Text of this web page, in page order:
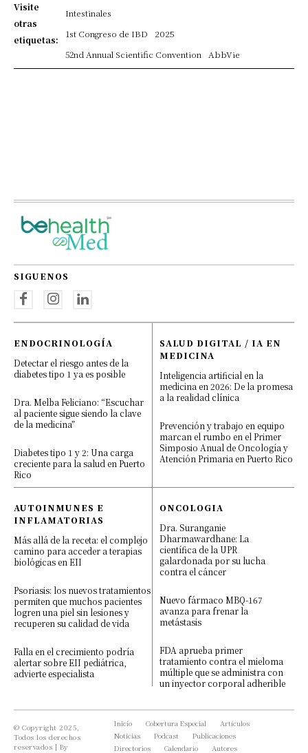
Visite
otras
etiquetas:
Intestinales
1st Congreso de IBD
2025
52nd Annual Scientific Convention
AbbVie
SIGUENOS
ENDOCRINOLOGÍA
Detectar el riesgo antes de la
diabetes tipo 1 ya es posible
Dra. Melba Feliciano: “Escuchar
al paciente sigue siendo la clave
de la medicina”
Diabetes tipo 1 y 2: Una carga
creciente para la salud en Puerto
Rico
SALUD DIGITAL / IA EN
MEDICINA
Inteligencia artificial en la
medicina en 2026: De la promesa
a la realidad clínica
Prevención y trabajo en equipo
marcan el rumbo en el Primer
Simposio Anual de Oncología y
Atención Primaria en Puerto Rico
AUTOINMUNES E
INFLAMATORIAS
Más allá de la receta: el complejo
camino para acceder a terapias
biológicas en EII
Psoriasis: los nuevos tratamientos
permiten que muchos pacientes
logren una piel sin lesiones y
recuperen su calidad de vida
Falla en el crecimiento podría
alertar sobre EII pediátrica,
advierte especialista
ONCOLOGIA
Dra. Suranganie
Dharmawardhane: La
científica de la UPR
galardonada por su lucha
contra el cáncer
Nuevo fármaco MBQ-167
avanza para frenar la
metástasis
FDA aprueba primer
tratamiento contra el mieloma
múltiple que se administra con
un inyector corporal adherible
© Copyright 2025,
Todos los derechos
reservados | By
Inicio Cobertura Especial
Artículos
Noticias
Podcast
Publicaciones
Directorios
Calendario Autores